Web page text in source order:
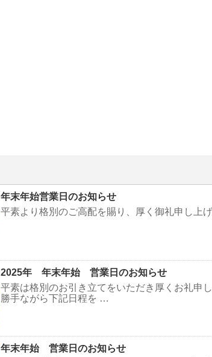
年末年始営業日のお知らせ
平素より格別のご高配を賜り、厚く御礼申し上げ
2025年 年末年始 営業日のお知らせ
平素は格別のお引き立てをいただき厚くお礼申
勝手ながら下記日程を …
年末年始 営業日のお知らせ